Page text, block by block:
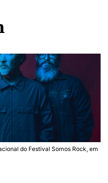
do Festival Somos Rock, em